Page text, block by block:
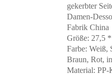
gekerbter
Damen-
Fabrik China
Größe: 27,5
Farbe: Weiß,
Braun, Rot,
Material: